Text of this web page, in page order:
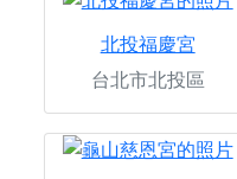
北投福慶宮
台北市北投區